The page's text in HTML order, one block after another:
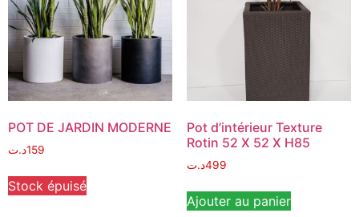
POT DE JARDIN MODERNE
159د.ت
Stock épuisé
Pot d’intérieur Texture
Rotin 52 X 52 X H85
499د.ت
Ajouter au panier